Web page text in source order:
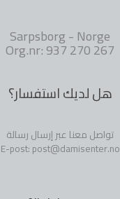
Sarpsborg - Norge
Org.nr: 937 270 267
هل لديك استفسار؟
تواصل معنا عبر إرسال رسالة
E-post: post@damisenter.no